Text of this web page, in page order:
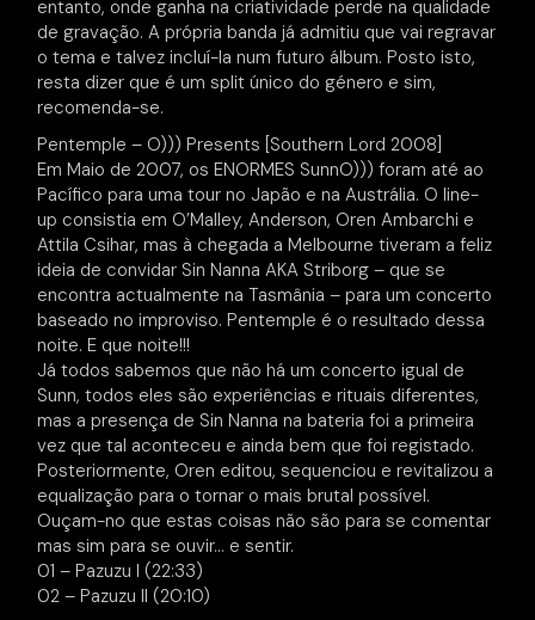
entanto, onde ganha na criatividade perde na qualidade
de gravação. A própria banda já admitiu que vai regravar
o tema e talvez incluí-la num futuro álbum. Posto isto,
resta dizer que é um split único do género e sim,
recomenda-se.
Pentemple – O))) Presents [Southern Lord 2008]
Em Maio de 2007, os ENORMES SunnO))) foram até ao
Pacífico para uma tour no Japão e na Austrália. O line-
up consistia em O’Malley, Anderson, Oren Ambarchi e
Attila Csihar, mas à chegada a Melbourne tiveram a feliz
ideia de convidar Sin Nanna AKA Striborg – que se
encontra actualmente na Tasmânia – para um concerto
baseado no improviso. Pentemple é o resultado dessa
noite. E que noite!!!
Já todos sabemos que não há um concerto igual de
Sunn, todos eles são experiências e rituais diferentes,
mas a presença de Sin Nanna na bateria foi a primeira
vez que tal aconteceu e ainda bem que foi registado.
Posteriormente, Oren editou, sequenciou e revitalizou a
equalização para o tornar o mais brutal possível.
Ouçam-no que estas coisas não são para se comentar
mas sim para se ouvir… e sentir.
01 – Pazuzu I (22:33)
02 – Pazuzu II (20:10)